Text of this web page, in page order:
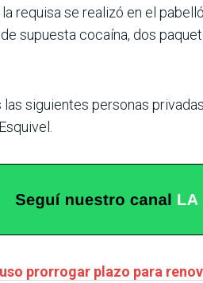
requisa se realizó en el
supuesta cocaína, dos
siguientes personas
prorrogar plazo para